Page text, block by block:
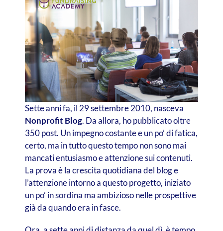
Sette anni fa, il 29 settembre 2010, nasceva
Nonprofit Blog. Da allora, ho pubblicato oltre
350 post. Un impegno costante e un po’ di fatica,
certo, ma in tutto questo tempo non sono mai
mancati entusiasmo e attenzione sui contenuti.
La prova è la crescita quotidiana del blog e
l’attenzione intorno a questo progetto, iniziato
un po’ in sordina ma ambizioso nelle prospettive
già da quando era in fasce.